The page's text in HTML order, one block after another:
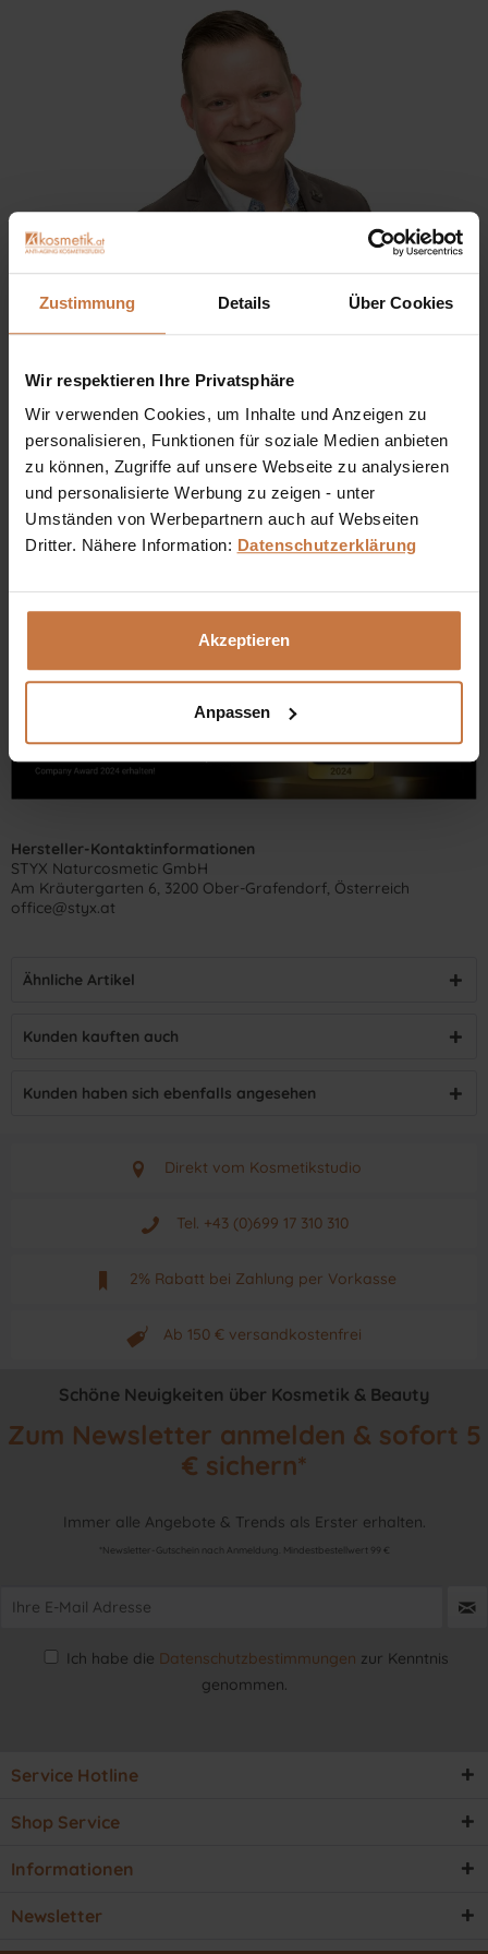
Zustimmung Details Über Cookies
Wir respektieren Ihre Privatsphäre
Wir verwenden Cookies, um Inhalte und Anzeigen zu
personalisieren, Funktionen für soziale Medien anbieten
zu können, Zugriffe auf unsere Webseite zu analysieren
und personalisierte Werbung zu zeigen - unter
Umständen von Werbepartnern auch auf Webseiten
Dritter. Nähere Information: Datenschutzerklärung
Akzeptieren
Anpassen
Produktberatung oder wollen nur wissen, wie man das
kosmetische Produkt richtig anwendet?
Ich stehe Ihnen gerne persönlich zur Verfügung:
+43 (0)699 17 310 310
Hersteller-Kontaktinformationen
STYX Naturcosmetic GmbH
Am Kräutergarten 6, 3200 Ober-Grafendorf, Österreich
office@styx.at
Ähnliche Artikel
Kunden kauften auch
Kunden haben sich ebenfalls angesehen
Direkt vom Kosmetikstudio
Aus Graz - Österreich
Tel. +43 (0)699 17 310 310
Mo - Fr. von 9 - 17 Uhr
2% Rabatt bei Zahlung per Vorkasse
Neuwertiges & aktuelles Produkt
Ab 150 € versandkostenfrei
Originalprodukt vom Hersteller
Schöne Neuigkeiten über Kosmetik & Beauty
Zum Newsletter anmelden & sofort 5
€ sichern*
Immer alle Angebote & Trends als Erster erhalten.
*Newsletter-Gutschein nach Anmeldung. Mindestbestellwert 99 €
Ich habe die Datenschutzbestimmungen zur Kenntnis
genommen.
Service Hotline
Shop Service
Informationen
Newsletter